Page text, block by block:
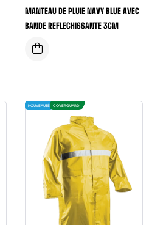
MANTEAU DE PLUIE NAVY BLUE AVEC
BANDE REFLECHISSANTE 3CM
NOUVEAUTÉ COVERGUARD